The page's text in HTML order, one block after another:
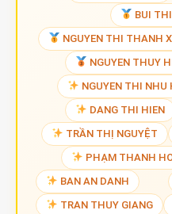
BUI
NGUYEN THI THANH
NGUYEN THUY
NGUYEN THI NHU
DANG THI HIEN
TRẦN THỊ NGUYỆT
PHẠM THANH
BAN AN DANH
TRAN THUY GIANG